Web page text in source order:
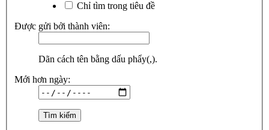
Chỉ tìm trong tiêu đề
Được gửi bởi thành viên:
Dãn cách tên bằng dấu phẩy(,).
Mới hơn ngày: